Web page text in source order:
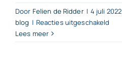
Door Felien de Ridder | 4 juli 2022
blog | Reacties uitgeschakeld
Lees meer